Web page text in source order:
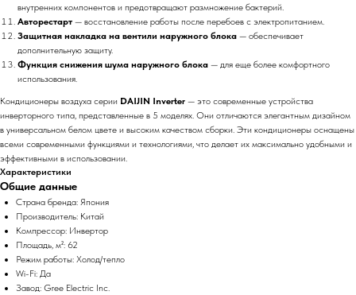
внутренних компонентов и предотвращают размножение бактерий.
Авторестарт — восстановление работы после перебоев с электропитанием.
Защитная накладка на вентили наружного блока — обеспечивает
дополнительную защиту.
Функция снижения шума наружного блока — для еще более комфортного
использования.
Кондиционеры воздуха серии DAIJIN Inverter — это современные устройства
инверторного типа, представленные в 5 моделях. Они отличаются элегантным дизайном
в универсальном белом цвете и высоким качеством сборки. Эти кондиционеры оснащены
всеми современными функциями и технологиями, что делает их максимально удобными и
эффективными в использовании.
Характеристики
Общие данные
Страна бренда: Япония
Производитель: Китай
Компрессор: Инвертор
Площадь, м²: 62
Режим работы: Холод/тепло
Wi-Fi: Да
Завод: Gree Electric Inc.